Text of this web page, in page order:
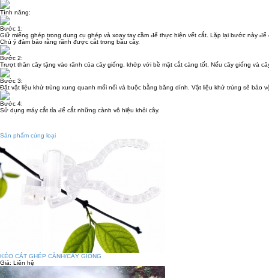
Tính năng:
Bước 1:
Giữ miếng ghép trong dụng cụ ghép và xoay tay cầm để thực hiện vết cắt. Lặp lại bước này
Chú ý đảm bảo rằng rãnh được cắt trong bầu cây.
Bước 2:
Trượt thân cây tặng vào rãnh của cây giống, khớp với bề mặt cắt càng tốt, Nếu cây giống và
Bước 3:
Đặt vật liệu khử trùng xung quanh mối nối và buộc bằng băng dính. Vật liệu khử trùng sẽ bảo
Bước 4:
Sử dụng máy cắt tỉa để cắt những cành vô hiệu khỏi cây.
Sản phẩm cùng loại
KÉO CẮT GHÉP CÀNH/CÂY GIỐNG
Giá: Liên hệ